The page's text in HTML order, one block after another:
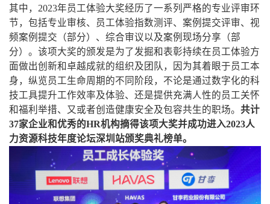
其中，2023年员工体验大奖经历了一系列严格的专业评审环
节，包括专业审核、员工体验指数测评、案例提交评审、视
频案例提交（部分）、综合审议以及案例现场分享（部
分）。该项大奖的颁发是为了发掘和表彰持续在员工体验方
面做出创新和卓越成就的组织及团队，因为其着眼于员工本
身，纵览员工生命周期的不同阶段，不论是通过数字化的科
技工具提升工作效率及体验、还是提供充满人性的员工关怀
和福利举措、又或者创造健康安全及包容共生的职场。 共计
37家企业和优秀的HR机构摘得该项大奖并成功进入2023人
力资源科技年度论坛深圳站颁奖典礼榜单。